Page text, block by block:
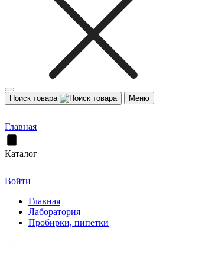
Поиск товара Меню
Главная
Каталог
Войти
Главная
Лаборатория
Пробирки, пипетки